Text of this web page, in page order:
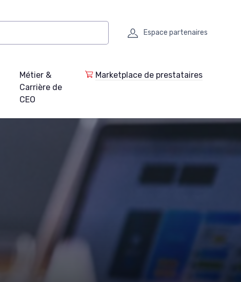
Espace partenaires
Métier &
Carrière de
CEO
Marketplace de prestataires